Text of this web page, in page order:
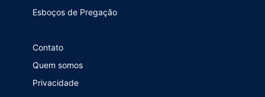
Esboços de Pregação
Contato
Quem somos
Privacidade